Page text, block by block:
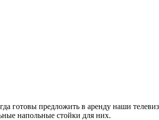
готовы предложить в аренду наши
напольные стойки для них.